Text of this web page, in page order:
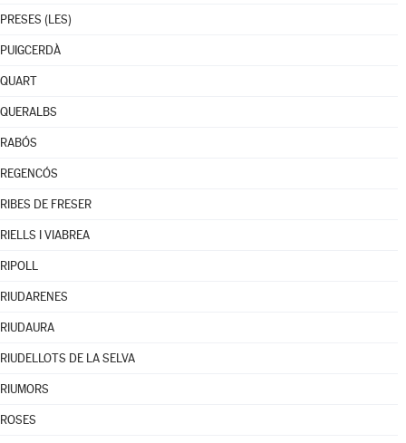
PRESES (LES)
PUIGCERDÀ
QUART
QUERALBS
RABÓS
REGENCÓS
RIBES DE FRESER
RIELLS I VIABREA
RIPOLL
RIUDARENES
RIUDAURA
RIUDELLOTS DE LA SELVA
RIUMORS
ROSES